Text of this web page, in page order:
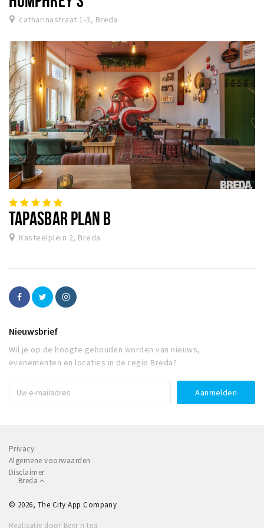
catharinastraat 1-3, Breda
TAPASBAR PLAN B
Kasteelplein 2, Breda
Nieuwsbrief
Wil je op de hoogte gehouden worden van nieuws,
evenementen en locaties in de regio Breda?
Privacy
Algemene voorwaarden
Disclaimer
Breda
© 2026, The City App Company
Realisatie door Beer n tea